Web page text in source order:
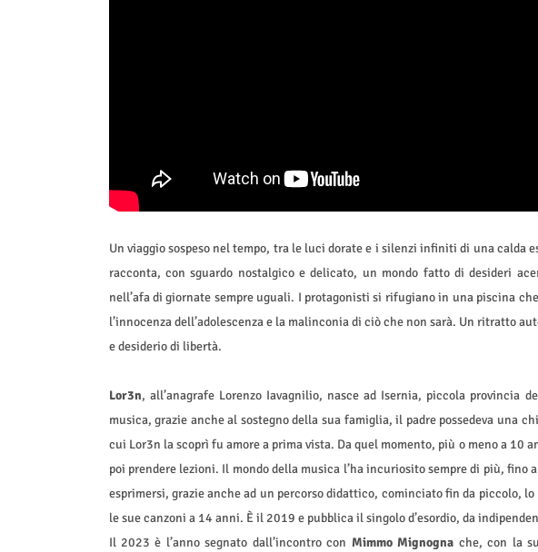
Un viaggio sospeso nel tempo, tra le luci dorate e i silenzi infiniti di una
racconta, con sguardo nostalgico e delicato, un mondo fatto di desideri
nell’afa di giornate sempre uguali. I protagonisti si rifugiano in una piscina
l’innocenza dell’adolescenza e la malinconia di ciò che non sarà. Un ritratto
e desiderio di libertà.
Lor3n, all’anagrafe Lorenzo Iavagnilio, nasce ad Isernia, piccola provincia
musica, grazie anche al sostegno della sua famiglia, il padre possedeva una
cui Lor3n la scoprì fu amore a prima vista. Da quel momento, più o meno a 10
poi prendere lezioni. Il mondo della musica l’ha incuriosito sempre di più, fino
esprimersi, grazie anche ad un percorso didattico, cominciato fin da piccolo,
le sue canzoni a 14 anni. È il 2019 e pubblica il singolo d’esordio, da
Il 2023 è l’anno segnato dall’incontro con Mimmo Mignogna che, con la